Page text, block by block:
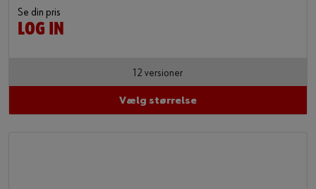
Se din pris
LOG IN
12 versioner
Vælg størrelse